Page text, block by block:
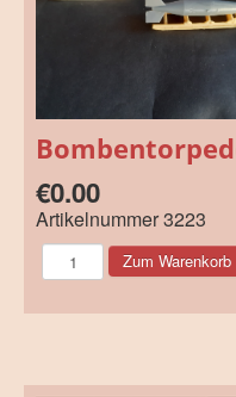
€0.00
Artikelnummer3223